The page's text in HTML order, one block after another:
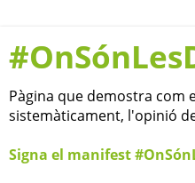
Pàgina que demostra com
sistemàticament, l'opinió
Signa el manifest